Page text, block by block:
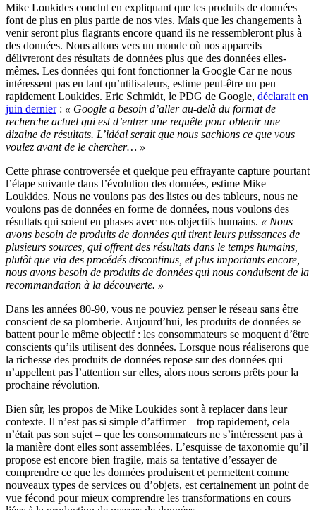
Mike Loukides conclut en expliquant que les produits de données
font de plus en plus partie de nos vies. Mais que les changements à
venir seront plus flagrants encore quand ils ne ressembleront plus à
des données. Nous allons vers un monde où nos appareils
délivreront des résultats de données plus que des données elles-
mêmes. Les données qui font fonctionner la Google Car ne nous
intéressent pas en tant qu’utilisateurs, estime peut-être un peu
rapidement Loukides. Eric Schmidt, le PDG de Google, déclarait en
juin dernier: « Google a besoin d’aller au-delà du format de
recherche actuel qui est d’entrer une requête pour obtenir une
dizaine de résultats. L’idéal serait que nous sachions ce que vous
voulez avant de le chercher… »
Cette phrase controversée et quelque peu effrayante capture pourtant
l’étape suivante dans l’évolution des données, estime Mike
Loukides. Nous ne voulons pas des listes ou des tableurs, nous ne
voulons pas de données en forme de données, nous voulons des
résultats qui soient en phases avec nos objectifs humains. « Nous
avons besoin de produits de données qui tirent leurs puissances de
plusieurs sources, qui offrent des résultats dans le temps humains,
plutôt que via des procédés discontinus, et plus importants encore,
nous avons besoin de produits de données qui nous conduisent de la
recommandation à la découverte. »
Dans les années 80-90, vous ne pouviez penser le réseau sans être
conscient de sa plomberie. Aujourd’hui, les produits de données se
battent pour le même objectif : les consommateurs se moquent d’être
conscients qu’ils utilisent des données. Lorsque nous réaliserons que
la richesse des produits de données repose sur des données qui
n’appellent pas l’attention sur elles, alors nous serons prêts pour la
prochaine révolution.
Bien sûr, les propos de Mike Loukides sont à replacer dans leur
contexte. Il n’est pas si simple d’affirmer – trop rapidement, cela
n’était pas son sujet – que les consommateurs ne s’intéressent pas à
la manière dont elles sont assemblées. L’esquisse de taxonomie qu’il
propose est encore bien fragile, mais sa tentative d’essayer de
comprendre ce que les données produisent et permettent comme
nouveaux types de services ou d’objets, est certainement un point de
vue fécond pour mieux comprendre les transformations en cours